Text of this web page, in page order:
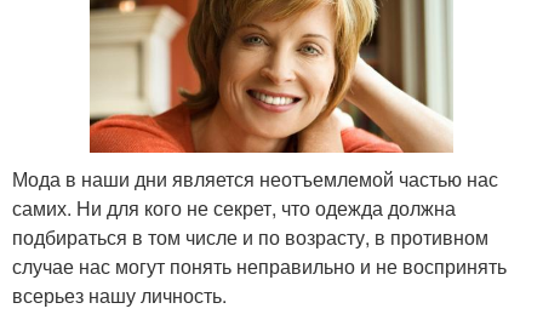
Мода в наши дни является неотъемлемой частью нас
самих. Ни для кого не секрет, что одежда должна
подбираться в том числе и по возрасту, в противном
случае нас могут понять неправильно и не воспринять
всерьез нашу личность.